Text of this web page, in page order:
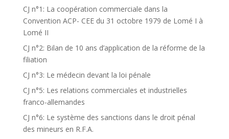
CJ n°1: La coopération commerciale dans la
Convention ACP- CEE du 31 octobre 1979 de Lomé I à
Lomé II
CJ n°2: Bilan de 10 ans d’application de la réforme de la
filiation
CJ n°3: Le médecin devant la loi pénale
CJ n°5: Les relations commerciales et industrielles
franco-allemandes
CJ n°6: Le système des sanctions dans le droit pénal
des mineurs en R.F.A.